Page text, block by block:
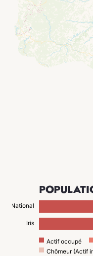
National
Iris
Actif occupé
Chômeur (Actif